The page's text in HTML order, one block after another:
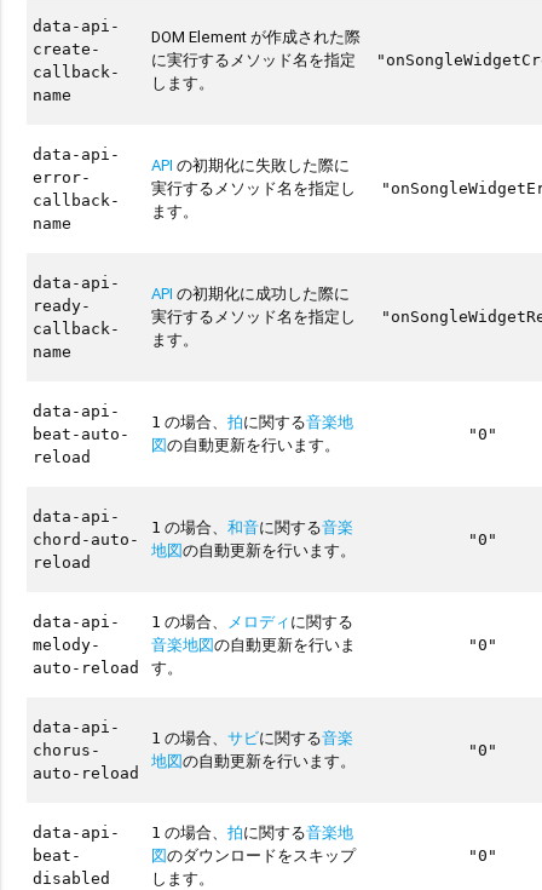
data-api-
create-
callback-
name
DOM Element が作成された際
に実行するメソッド名を指定
します。
data-api-
error-
callback-
name
API の初期化に失敗した際に
実行するメソッド名を指定し
ます。
data-api-
ready-
callback-
name
API の初期化に成功した際に
実行するメソッド名を指定し
ます。
data-api-
beat-auto-
reload
1 の場合、拍に関する音楽地
図の自動更新を行います。
"0"
data-api-
chord-auto-
reload
1 の場合、和音に関する音楽
地図の自動更新を行います。
"0"
data-api-
melody-
auto-reload
1 の場合、 メロディに関する
音楽地図の自動更新を行いま
す。
"0"
data-api-
chorus-
auto-reload
1 の場合、サビに関する音楽
地図の自動更新を行います。
"0"
data-api-
beat-
disabled
1 の場合、拍に関する音楽地
図のダウンロードをスキップ
します。
"0"